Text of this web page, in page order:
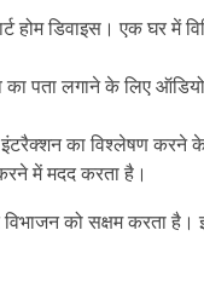
होम डिवाइस। एक घर में
पता लगाने के लिए
का विश्लेषण करने
में मदद करता है।
विभाजन को सक्षम करता